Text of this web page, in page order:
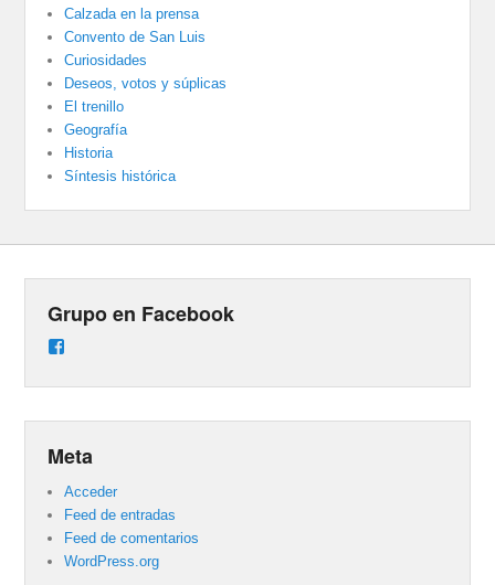
Calzada en la prensa
Convento de San Luis
Curiosidades
Deseos, votos y súplicas
El trenillo
Geografía
Historia
Síntesis histórica
Grupo en Facebook
Meta
Acceder
Feed de entradas
Feed de comentarios
WordPress.org